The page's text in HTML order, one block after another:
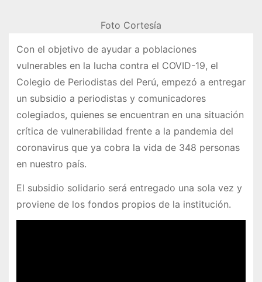
Foto Cortesía
Con el objetivo de ayudar a poblaciones
vulnerables en la lucha contra el COVID-19, el
Colegio de Periodistas del Perú, empezó a entregar
un subsidio a periodistas y comunicadores
colegiados, quienes se encuentran en una situación
crítica de vulnerabilidad frente a la pandemia del
coronavirus que ya cobra la vida de 348 personas
en nuestro país.
El subsidio solidario será entregado una sola vez y
proviene de los fondos propios de la institución.